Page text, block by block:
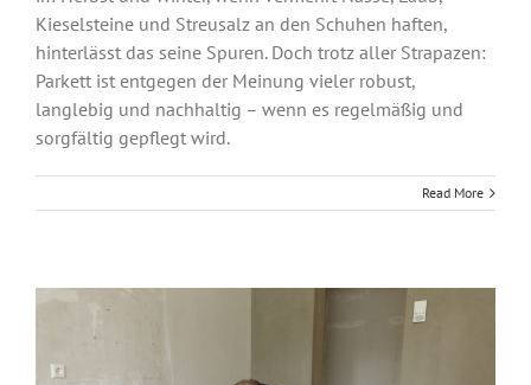
Kieselsteine und Streusalz an den Schuhen haften,
hinterlässt das seine Spuren. Doch trotz aller Strapazen:
Parkett ist entgegen der Meinung vieler robust,
langlebig und nachhaltig – wenn es regelmäßig und
sorgfältig gepflegt wird.
Read More